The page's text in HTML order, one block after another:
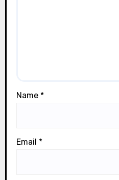
Name *
Email *